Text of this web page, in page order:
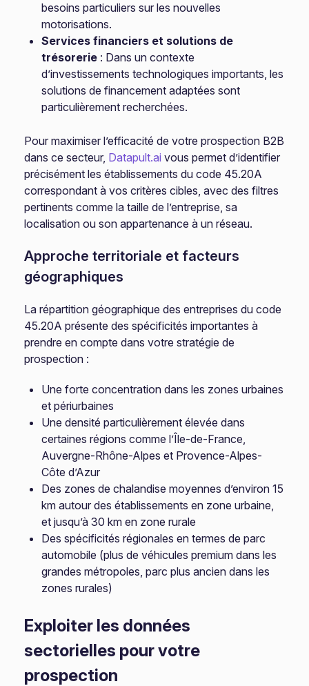
besoins particuliers sur les nouvelles
motorisations.
Services financiers et solutions de
trésorerie : Dans un contexte
d’investissements technologiques importants, les
solutions de financement adaptées sont
particulièrement recherchées.
Pour maximiser l’efficacité de votre prospection B2B
dans ce secteur, Datapult.ai vous permet d’identifier
précisément les établissements du code 45.20A
correspondant à vos critères cibles, avec des filtres
pertinents comme la taille de l’entreprise, sa
localisation ou son appartenance à un réseau.
Approche territoriale et facteurs
géographiques
La répartition géographique des entreprises du code
45.20A présente des spécificités importantes à
prendre en compte dans votre stratégie de
prospection :
Une forte concentration dans les zones urbaines
et périurbaines
Une densité particulièrement élevée dans
certaines régions comme l’Île-de-France,
Auvergne-Rhône-Alpes et Provence-Alpes-
Côte d’Azur
Des zones de chalandise moyennes d’environ 15
km autour des établissements en zone urbaine,
et jusqu’à 30 km en zone rurale
Des spécificités régionales en termes de parc
automobile (plus de véhicules premium dans les
grandes métropoles, parc plus ancien dans les
zones rurales)
Exploiter les données
sectorielles pour votre
prospection